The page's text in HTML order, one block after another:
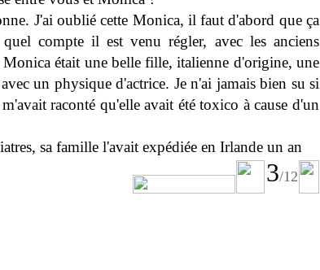
J'ai oublié cette Monica, il faut d'abord que ça
compte il est venu régler, avec les anciens
Monica était une belle fille, italienne d'origine, une
un physique d'actrice. Je n'ai jamais bien su si
raconté qu'elle avait été toxico à cause d'un
sa famille l'avait expédiée en Irlande un an
3/12